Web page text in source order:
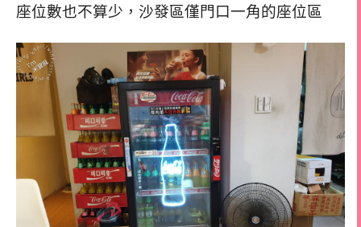
座位數也不算少，沙發區僅門口一角的座位區